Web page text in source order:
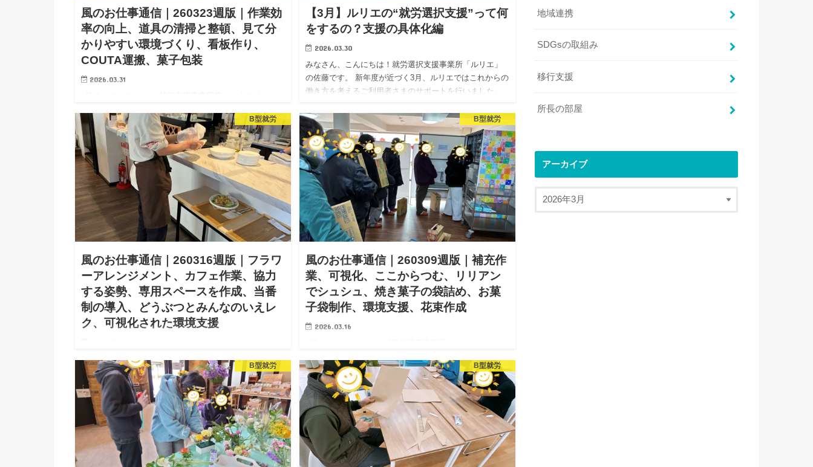
風のお仕事通信｜260323週版｜作業効
率の向上、道具の清掃と整頓、見て分
かりやすい環境づくり、看板作り、
COUTA運搬、菓子包装
2026.03.31
けいたします。 風では環境支援に注力してます。利用者
様が自分で働いて工賃を稼ぐ、という基本的だけどと
て…
【3月】ルリエの“就労選択支援”って何
をするの？支援の具体化編
2026.03.30
みなさん、こんにちは！就労選択支援事業所「ルリエ」
の佐藤です。 新年度が近づく3月、ルリエではこれからの
働き方を考えるご利用者さまのサポートを行いました。
「具体的にルリエ…
B型就労
風のお仕事通信｜260316週版｜フラワ
ーアレンジメント、カフェ作業、協力
する姿勢、専用スペースを作成、当番
制の導入、どうぶつとみんなのいえレ
ク、可視化された環境支援
皆さんこんにちは。 就労支援事業所風へようこそ。 ご
訪問ありがとうございます。 「風のお仕事通信」をお届
けいたします。 風では環境支援に注力してます。利用者
様が自分で働いて工賃を稼ぐ、という基本的だけどと
て…
B型就労
風のお仕事通信｜260309週版｜補充作
業、可視化、ここからつむ、リリアン
でシュシュ、焼き菓子の袋詰め、お菓
子袋制作、環境支援、花束作成
2026.03.16
けいたします。 風では環境支援に注力してます。利用者
様が自分で働いて工賃を稼ぐ、という基本的だけどと
て…
B型就労 B型就労
地域連携
SDGsの取組み
移行支援
所長の部屋
アーカイブ